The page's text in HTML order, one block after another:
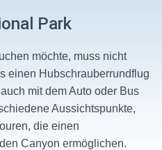
Park
möchte, muss nicht
einen Hubschrauberrundflug
mit dem Auto oder Bus
Aussichtspunkte,
die einen
Canyon ermöglichen.